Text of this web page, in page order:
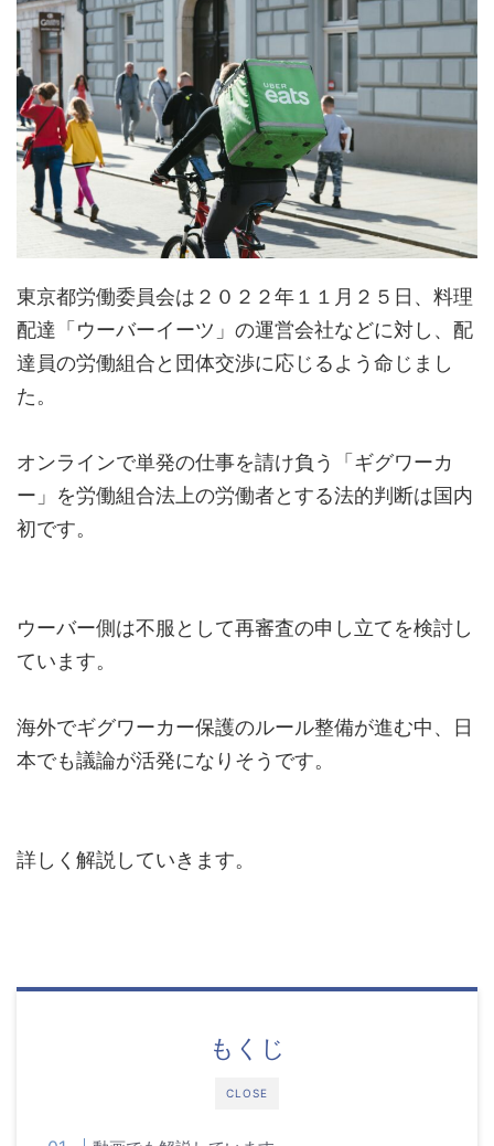
東京都労働委員会は２０２２年１１月２５日、料理
配達「ウーバーイーツ」の運営会社などに対し、配
達員の労働組合と団体交渉に応じるよう命じまし
た。
オンラインで単発の仕事を請け負う「ギグワーカ
ー」を労働組合法上の労働者とする法的判断は国内
初です。
ウーバー側は不服として再審査の申し立てを検討し
ています。
海外でギグワーカー保護のルール整備が進む中、日
本でも議論が活発になりそうです。
詳しく解説していきます。
CLOSE
もくじ